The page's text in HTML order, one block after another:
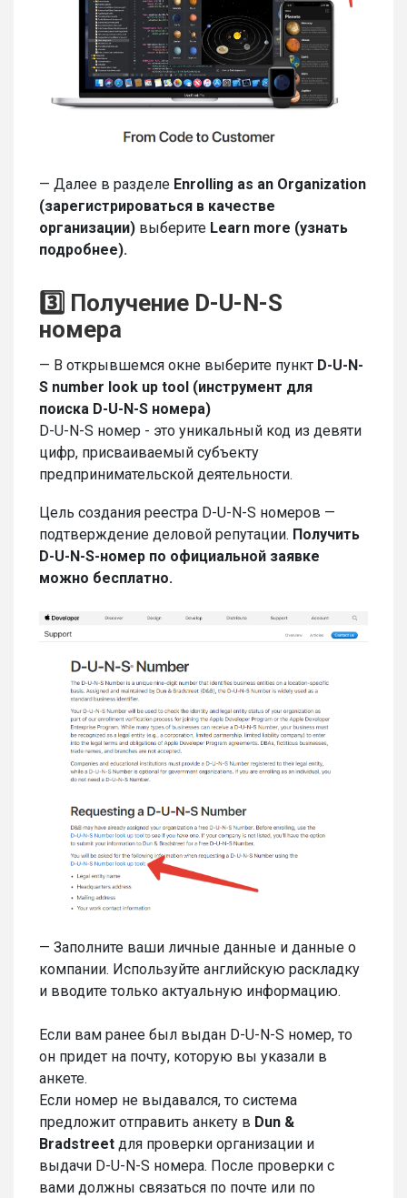
— Далее в разделе Enrolling as an Organization
(зарегистрироваться в качестве
организации) выберите Learn more (узнать
подробнее).
3️⃣ Получение D-U-N-S
номера
— В открывшемся окне выберите пункт D-U-N-
S number look up tool (инструмент для
поиска D-U-N-S номера)
D-U-N-S номер - это уникальный код из девяти
цифр, присваиваемый субъекту
предпринимательской деятельности.
Цель создания реестра D-U-N-S номеров —
подтверждение деловой репутации. Получить
D-U-N-S-номер по официальной заявке
можно бесплатно.
— Заполните ваши личные данные и данные о
компании. Используйте английскую раскладку
и вводите только актуальную информацию.
Если вам ранее был выдан D-U-N-S номер, то
он придет на почту, которую вы указали в
анкете.
Если номер не выдавался, то система
предложит отправить анкету в Dun &
Bradstreet для проверки организации и
выдачи D-U-N-S номера. После проверки с
вами должны связаться по почте или по